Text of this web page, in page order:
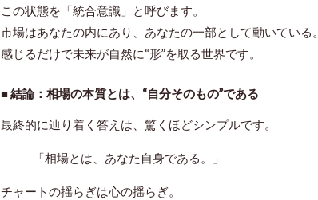
この状態を「統合意識」と呼びます。
市場はあなたの内にあり、あなたの一部として動いている。
感じるだけで未来が自然に“形”を取る世界です。
■ 結論：相場の本質とは、“自分そのもの”である
最終的に辿り着く答えは、驚くほどシンプルです。
「相場とは、あなた自身である。」
チャートの揺らぎは心の揺らぎ。